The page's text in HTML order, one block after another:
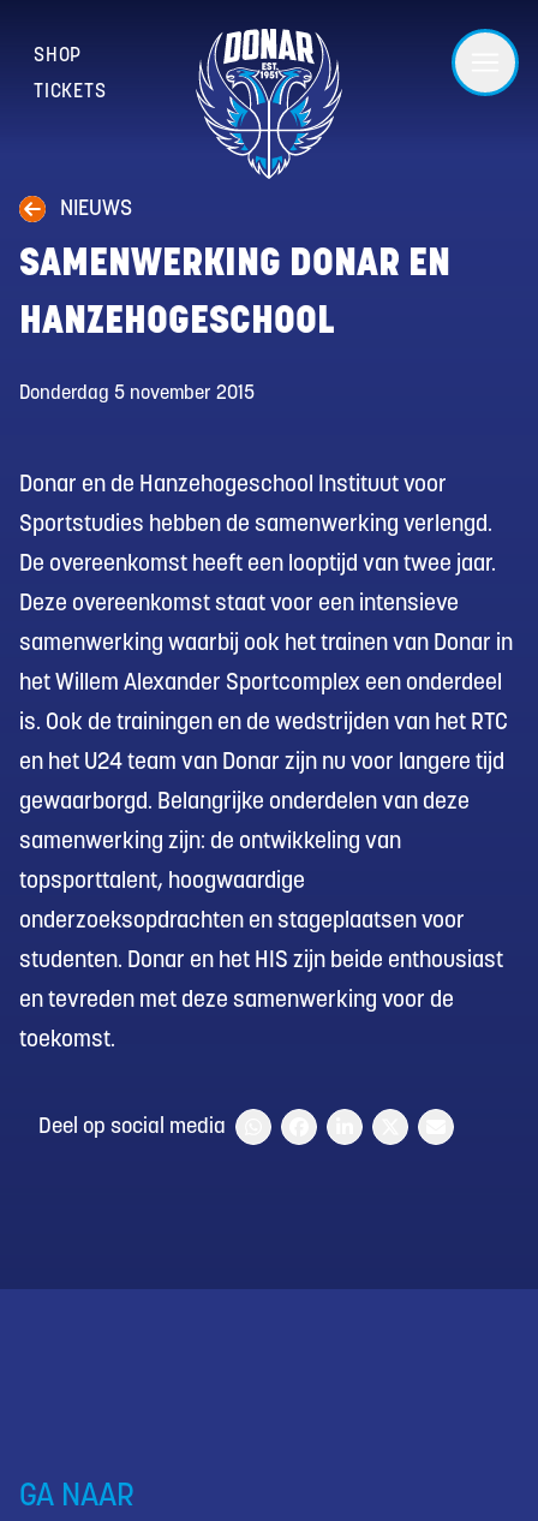
SHOP
TICKETS
NIEUWS
SAMENWERKING DONAR EN
HANZEHOGESCHOOL
Donderdag 5 november 2015
Donar en de Hanzehogeschool Instituut voor
Sportstudies hebben de samenwerking verlengd.
De overeenkomst heeft een looptijd van twee jaar.
Deze overeenkomst staat voor een intensieve
samenwerking waarbij ook het trainen van Donar in
het Willem Alexander Sportcomplex een onderdeel
is. Ook de trainingen en de wedstrijden van het RTC
en het U24 team van Donar zijn nu voor langere tijd
gewaarborgd. Belangrijke onderdelen van deze
samenwerking zijn: de ontwikkeling van
topsporttalent, hoogwaardige
onderzoeksopdrachten en stageplaatsen voor
studenten. Donar en het HIS zijn beide enthousiast
en tevreden met deze samenwerking voor de
toekomst.
Deel op social media
GA NAAR